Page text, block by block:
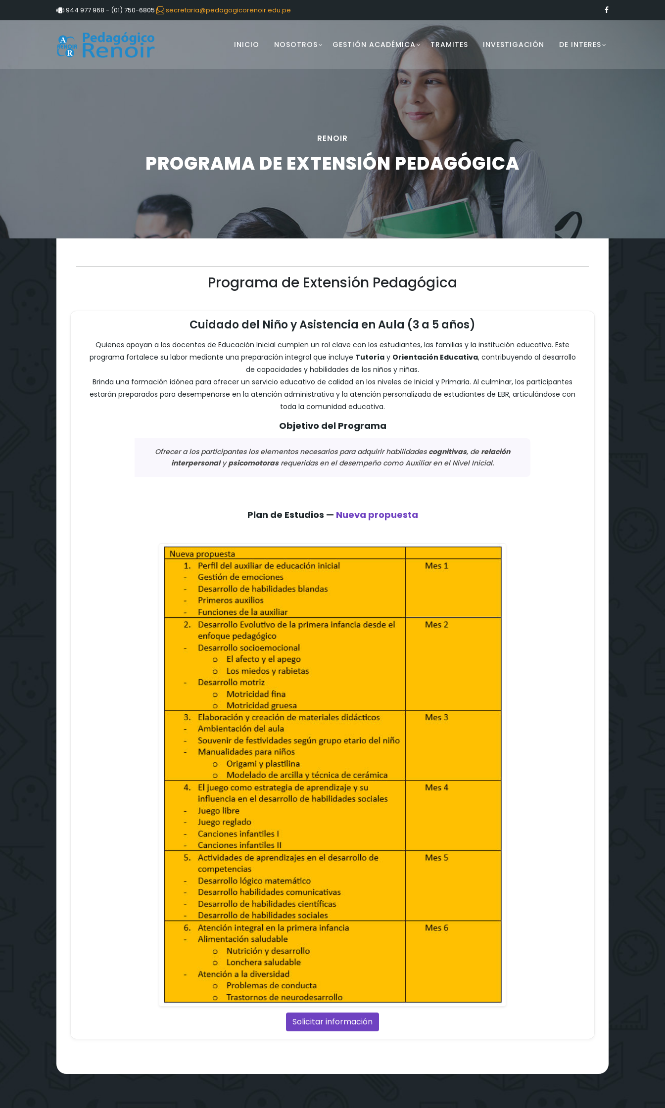
944 977 968 - (01) 750-6805 secretaria@pedagogicorenoir.edu.pe
INICIO NOSOTROS GESTIÓN ACADÉMICA TRAMITES INVESTIGACIÓN DE INTERES
RENOIR
PROGRAMA DE EXTENSIÓN PEDAGÓGICA
Programa de Extensión Pedagógica
Cuidado del Niño y Asistencia en Aula (3 a 5 años)
Quienes apoyan a los docentes de Educación Inicial cumplen un rol clave con los estudiantes, las familias y la institución educativa. Este
programa fortalece su labor mediante una preparación integral que incluye Tutoríay Orientación Educativa, contribuyendo al desarrollo
de capacidades y habilidades de los niños y niñas.
Brinda una formación idónea para ofrecer un servicio educativo de calidad en los niveles de Inicial y Primaria. Al culminar, los participantes
estarán preparados para desempeñarse en la atención administrativa y la atención personalizada de estudiantes de EBR, articulándose con
toda la comunidad educativa.
Objetivo del Programa
Ofrecer a los participantes los elementos necesarios para adquirir habilidades cognitivas, de relación
interpersonalypsicomotorasrequeridas en el desempeño como Auxiliar en el Nivel Inicial.
Plan de Estudios — Nueva propuesta
Solicitar información